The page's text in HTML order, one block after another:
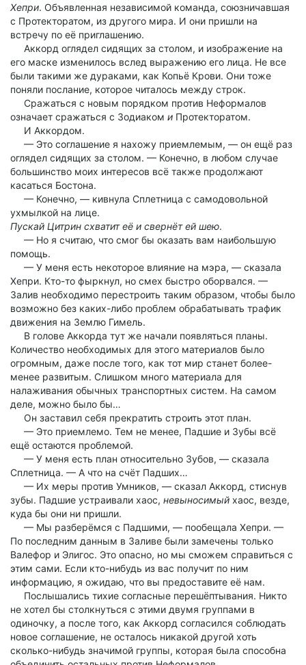
Хепри. Объявленная независимой команда, союзничавшая
с Протекторатом, из другого мира. И они пришли на
встречу по её приглашению.
Аккорд оглядел сидящих за столом, и изображение на
его маске изменилось вслед выражению его лица. Не все
были такими же дураками, как Копьё Крови. Они тоже
поняли послание, которое читалось между строк.
Сражаться с новым порядком против Неформалов
означает сражаться с Зодиаком и Протекторатом.
И Аккордом.
— Это соглашение я нахожу приемлемым, — он ещё раз
оглядел сидящих за столом. — Конечно, в любом случае
большинство моих интересов всё также продолжают
касаться Бостона.
— Конечно, — кивнула Сплетница с самодовольной
ухмылкой на лице.
Пускай Цитрин схватит её и свернёт ей шею.
— Но я считаю, что смог бы оказать вам наибольшую
помощь.
— У меня есть некоторое влияние на мэра, — сказала
Хепри. Кто-то фыркнул, но смех быстро оборвался. —
Залив необходимо перестроить таким образом, чтобы было
возможно без каких-либо проблем обрабатывать трафик
движения на Землю Гимель.
В голове Аккорда тут же начали появляться планы.
Количество необходимых для этого материалов было
огромным, даже после того, как тот мир станет более-
менее развитым. Слишком много материала для
налаживания обычных транспортных систем. На самом
деле, можно было бы…
Он заставил себя прекратить строить этот план.
— Это приемлемо. Тем не менее, Падшие и Зубы всё
ещё остаются проблемой.
— У меня есть план относительно Зубов, — сказала
Сплетница. — А что на счёт Падших…
— Их меры против Умников, — сказал Аккорд, стиснув
зубы. Падшие устраивали хаос, невыносимый хаос, везде,
куда бы они ни пришли.
— Мы разберёмся с Падшими, — пообещала Хепри. —
По последним данным в Заливе были замечены только
Валефор и Элигос. Это опасно, но мы сможем справиться с
этим сами. Если кто-нибудь из вас получит по ним
информацию, я ожидаю, что вы предоставите её нам.
Послышались тихие согласные перешёптывания. Никто
не хотел бы столкнуться с этими двумя группами в
одиночку, а после того, как Аккорд согласился соблюдать
новое соглашение, не осталось никакой другой хоть
сколько-нибудь значимой группы, которая была способна